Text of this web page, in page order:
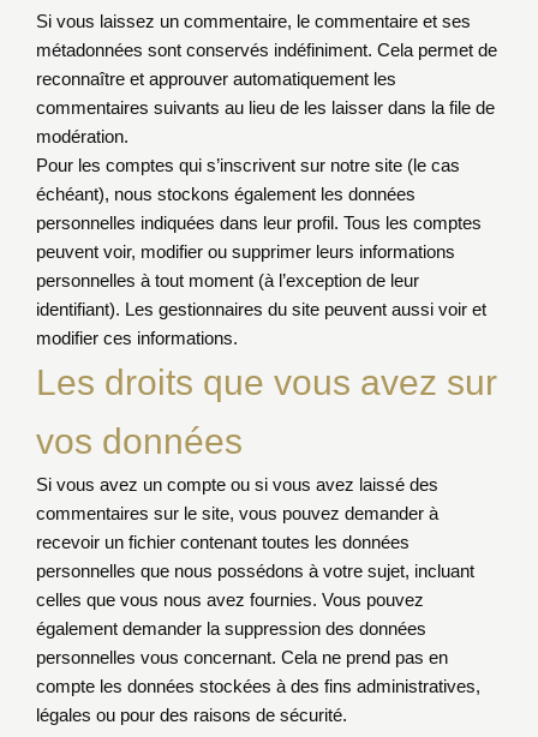
Si vous laissez un commentaire, le commentaire et ses
métadonnées sont conservés indéfiniment. Cela permet de
reconnaître et approuver automatiquement les
commentaires suivants au lieu de les laisser dans la file de
modération.
Pour les comptes qui s’inscrivent sur notre site (le cas
échéant), nous stockons également les données
personnelles indiquées dans leur profil. Tous les comptes
peuvent voir, modifier ou supprimer leurs informations
personnelles à tout moment (à l’exception de leur
identifiant). Les gestionnaires du site peuvent aussi voir et
modifier ces informations.
Les droits que vous avez sur
vos données
Si vous avez un compte ou si vous avez laissé des
commentaires sur le site, vous pouvez demander à
recevoir un fichier contenant toutes les données
personnelles que nous possédons à votre sujet, incluant
celles que vous nous avez fournies. Vous pouvez
également demander la suppression des données
personnelles vous concernant. Cela ne prend pas en
compte les données stockées à des fins administratives,
légales ou pour des raisons de sécurité.